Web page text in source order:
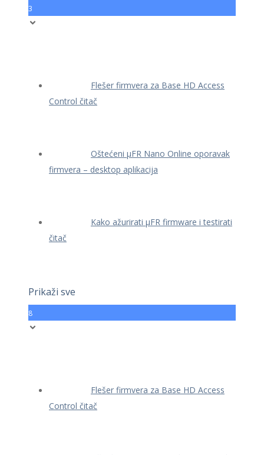
3
Flešer firmvera za Base HD Access
Control čitač
Oštećeni μFR Nano Online oporavak
firmvera – desktop aplikacija
Kako ažurirati μFR firmware i testirati
čitač
Prikaži sve
8
Flešer firmvera za Base HD Access
Control čitač